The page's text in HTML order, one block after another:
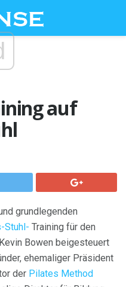
auf
grundlegenden
Stuhl- Training für den
Bowen beigesteuert
ehemaliger Präsident
der Pilates Method